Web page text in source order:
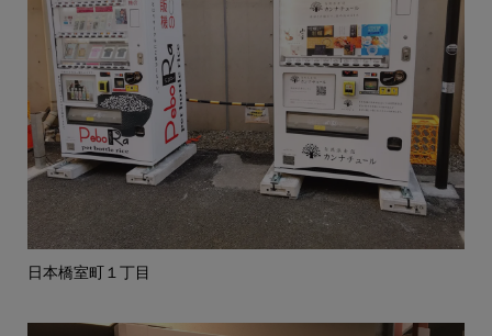
日本橋室町１丁目